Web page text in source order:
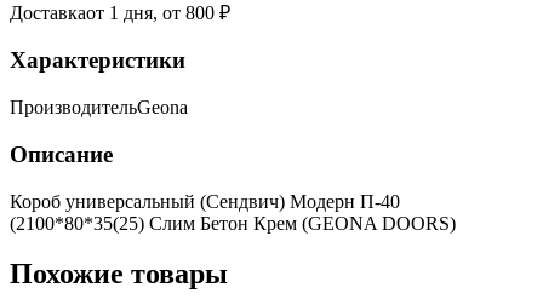
Доставкаот 1 дня, от 800 ₽
Характеристики
ПроизводительGeona
Описание
Короб универсальный (Сендвич) Модерн П-40
(2100*80*35(25) Слим Бетон Крем (GEONA DOORS)
Похожие товары